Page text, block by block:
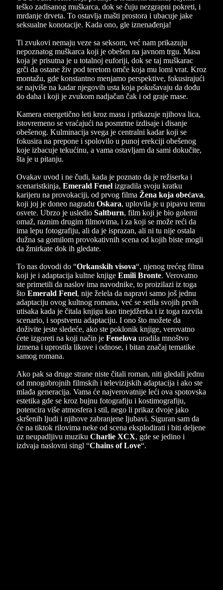
teško zadisanog muškarca, dok se čuju nezgrapni pokreti, i
mrdanje drveta. To ostavlja mašti prostora i ubacuje jake
seksualne konotacije. Kada ono, gle iznenađenja!
Ti zvukovi nemaju veze sa seksom, već nam prikazuju
nepoznatog muškarca koji je obešen na javnom trgu. Masa
koja je prisutna je u totalnoj euforiji, dok se taj muškarac
grči da ostane živ pod teretom omče koja mu lomi vrat. Kroz
montažu, gde konstantno menjamo perspektive, fokusirajući
se najviše na kadar njegovih usta koja pokušavaju da dođu
do daha i koji je zvukom nadjačan čak i od graje mase.
Kamera energetično leti kroz masu i prikazuje njihova lica,
istovremeno se vraćajući na posmrtne izdisaje i disanje
obešenog. Kulminacija svega je centralni kadar koji se
fokusira na prepone i spolovilo u punoj erekciji obešenog
koje izbacuje tekućinu, a vama ostavljam da sami dokučite,
šta je u pitanju.
Ovakav uvod i ne čudi, kada je poznato da je režiserka i
scenaristkinja, Emerald Fenel izgradila svoju kratku
karijeru na provokaciji, od prvog filma Žena koja obećava,
koji joj je doneo nagradu Oskara, uplovila je u pipavu temu
osvete. Ubrzo je usledio Saltburn, film koji je bio golemi
omaž, raznim drugim filmovima, i za koji se može reći da
ima lepu fotografiju, ali da je isprazan, ali ni tu nije ostala
dužna sa gomilom provokativnih scena od kojih biste mogli
da žmirkate dok ih gledate.
To nas dovodi do “Orkanskih visova“, njenog trećeg filma
koji je i adaptacija kultne knjige Emili Bronte. Verovatno
ste primetili da naslov ima navodnike, to proizilazi iz toga
što Emerald Fenel, nije želela da napravi samo još jednu
adaptaciju ovog kultnog romana, već se setila svojih prvih
utisaka kada je čitala knjigu kao tinejdžerka i iz toga razvila
scenario, i sopstvenu adaptaciju. I ono što možete da
doživite jeste sledeće, ako ste poklonik knjige, verovatno
ćete izgoreti na koji način je Fenelova uradila mnoštvo
izmena i uprostila likove i odnose, i bitan značaj tematike
samog romana.
Ako pak sa druge strane niste čitali roman, niti gledali jednu
od mnogobrojnih filmskih i televizijskih adaptacija i ako ste
mlađa generacija. Vama će najverovatnije leći ova spotovska
estetika gde se kroz bujnu fotografiju i kostimografiju,
potencira više atmosfera i stil, nego li prikaz dvoje jako
skršenih ljudi i njihove zabranjene ljubavi. Siguran sam da
će na tiktok rilovima neke od scena eksplodirati i biti deljene
uz neupadljivu muziku Charlie XCX, gde se jedino i
izdvaja naslovni singl “Chains of Love“.